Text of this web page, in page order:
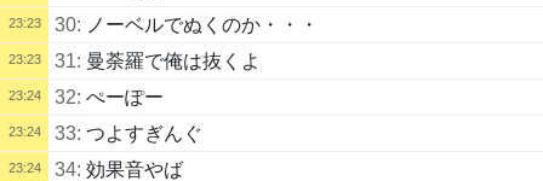
23:23 30: ノーベルでぬくのか・・・
23:23 31: 曼荼羅で俺は抜くよ
23:24 32: ぺーぽー
23:24 33: つよすぎんぐ
23:24 34: 効果音やば